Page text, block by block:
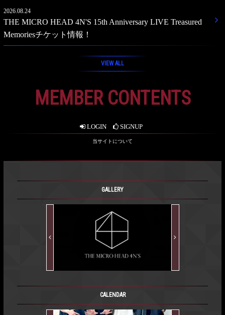
2026.08.24
THE MICRO HEAD 4N'S 15th Anniversary LIVE Treasured
Memoriesチケット情報！
VIEW ALL
MEMBER CONTENTS
LOGIN SIGNUP
当サイトについて
GALLERY
CALENDAR